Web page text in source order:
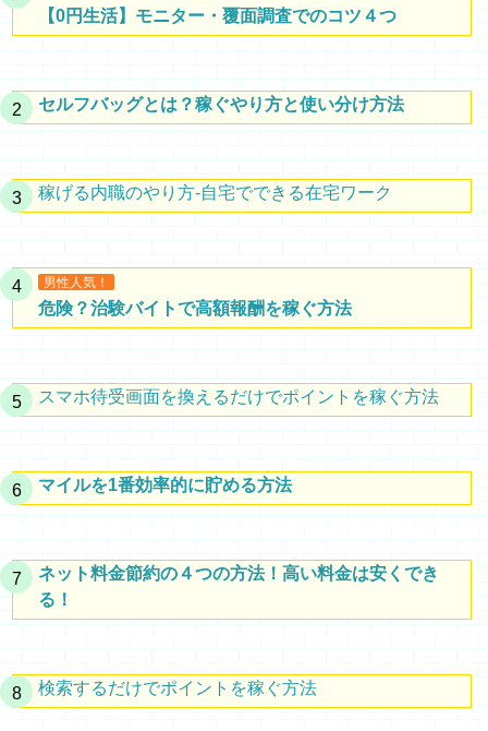
【0円生活】モニター・覆面調査でのコツ４つ
セルフバッグとは？稼ぐやり方と使い分け方法
稼げる内職のやり方-自宅でできる在宅ワーク
男性人気！
危険？治験バイトで高額報酬を稼ぐ方法
スマホ待受画面を換えるだけでポイントを稼ぐ方法
マイルを1番効率的に貯める方法
ネット料金節約の４つの方法！高い料金は安くでき
る！
検索するだけでポイントを稼ぐ方法